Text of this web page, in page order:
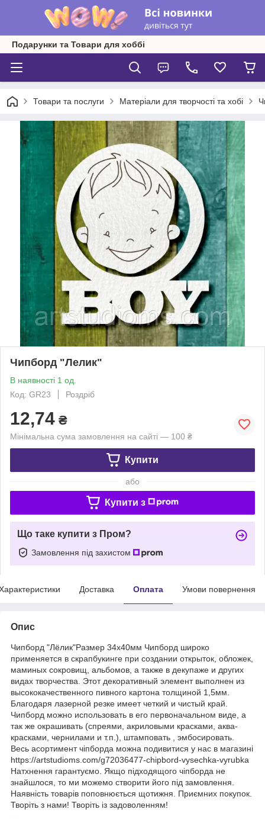
Подарунки та Товари для хоббі
Товари та послуги Матеріали для творчості та хобі
Чипборд "Лелик"
В наявності 1 од.
Код: GR23
Роздріб
12,74 ₴
Мінімальна сума замовлення на сайті — 100 ₴
Купити
або
Купити з
Що таке купити з Пром?
Замовлення під захистом
Доставка Оплата Умови повернення
Опис
Чипборд "Лёлик"Размер 34x40мм Чипборд широко
применяется в скрапбукинге при создании открыток, обложек,
маминых сокровищ, альбомов, а также в декупаже и других
видах творчества. Этот декоративный элемент выполнен из
высококачественного пивного картона толщиной 1,5мм.
Благодаря лазерной резке имеет четкий и чистый край.
Чипборд можно использовать в его первоначальном виде, а
так же окрашивать (спреями, акриловыми красками, аква-
красками, чернилами и т.п.), штамповать , эмбосировать.
Весь асортимент чіпборда можна подивитися у нас в магазині
https://artstudioms.com/g72036477-chipbord-vysechka-vyrubka
Натхнення гарантуємо. Якщо підходящого чіпборда не
знайшлося, то ми можемо створити його під замовлення.
Наявність товарів поповнюється щотижня. Приємних покупок.
Творіть з нами! Творіть із задоволенням!